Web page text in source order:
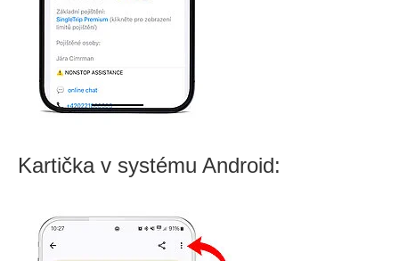
Kartička v systému Android: